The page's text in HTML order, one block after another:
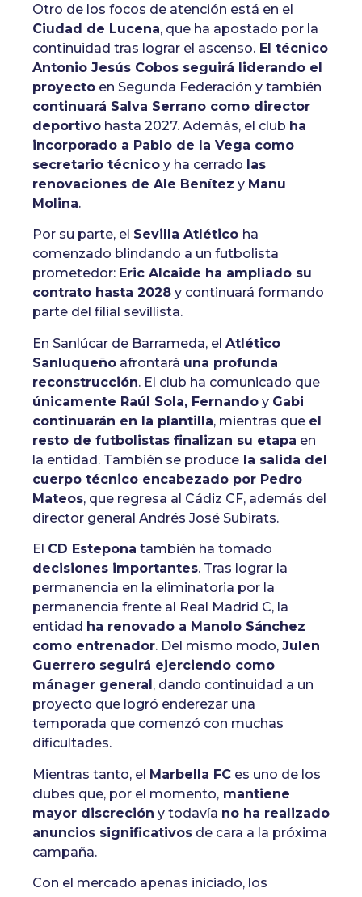
Otro de los focos de atención está en el
Ciudad de Lucena, que ha apostado por la
continuidad tras lograr el ascenso. El técnico
Antonio Jesús Cobos seguirá liderando el
proyecto en Segunda Federación y también
continuará Salva Serrano como director
deportivo hasta 2027. Además, el club ha
incorporado a Pablo de la Vega como
secretario técnico y ha cerrado las
renovaciones de Ale Benítez y Manu
Molina.
Por su parte, el Sevilla Atlético ha
comenzado blindando a un futbolista
prometedor: Eric Alcaide ha ampliado su
contrato hasta 2028 y continuará formando
parte del filial sevillista.
En Sanlúcar de Barrameda, el Atlético
Sanluqueño afrontará una profunda
reconstrucción. El club ha comunicado que
únicamente Raúl Sola, Fernando y Gabi
continuarán en la plantilla, mientras que el
resto de futbolistas finalizan su etapa en
la entidad. También se produce la salida del
cuerpo técnico encabezado por Pedro
Mateos, que regresa al Cádiz CF, además del
director general Andrés José Subirats.
El CD Estepona también ha tomado
decisiones importantes. Tras lograr la
permanencia en la eliminatoria por la
permanencia frente al Real Madrid C, la
entidad ha renovado a Manolo Sánchez
como entrenador. Del mismo modo, Julen
Guerrero seguirá ejerciendo como
mánager general , dando continuidad a un
proyecto que logró enderezar una
temporada que comenzó con muchas
dificultades.
Mientras tanto, el Marbella FC es uno de los
clubes que, por el momento, mantiene
mayor discreción y todavía no ha realizado
anuncios significativos de cara a la próxima
campaña.
Con el mercado apenas iniciado, los